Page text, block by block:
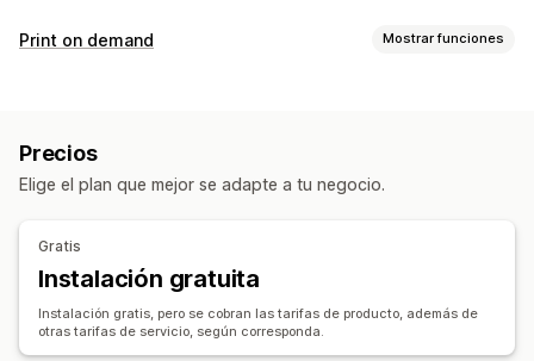
Productos que puedes adquirir
Productos para mascotas
Alemania
Print on demand Mostrar funciones
Herramientas de diseño
Embalajes
Personalización Plantillas personalizadas
Cristalería
Regalos navideños
Ecológico
Precios
Elige el plan que mejor se adapte a tu negocio.
Gratis
Instalación gratuita
Instalación gratis, pero se cobran las tarifas de producto, además de
otras tarifas de servicio, según corresponda.